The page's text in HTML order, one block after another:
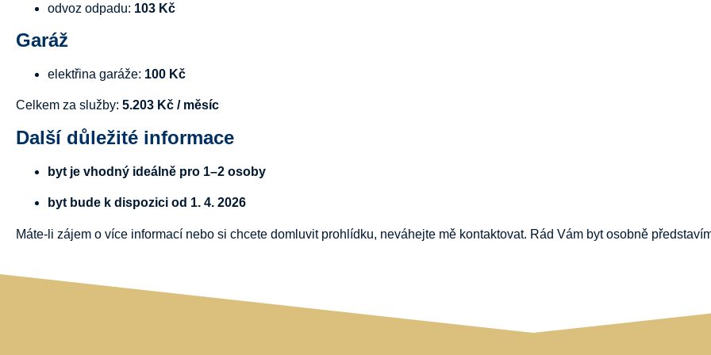
odvoz odpadu: 103 Kč
Garáž
elektřina garáže: 100 Kč
Celkem za služby: 5.203 Kč / měsíc
Další důležité informace
byt je vhodný ideálně pro 1–2 osoby
byt bude k dispozici od 1. 4. 2026
Máte- li zájem o více informací nebo si chcete domluvit prohlídku, neváhejte mě kontaktovat. Rád Vám bytosobně